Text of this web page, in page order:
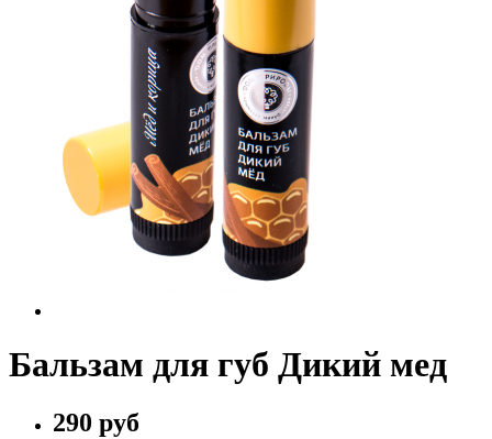
Бальзам для губ Дикий мед
290 руб